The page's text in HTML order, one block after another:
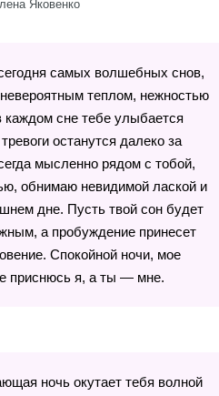
Яковенко
самых волшебных снов,
теплом, нежностью
каждом сне тебе улыбается
останутся далеко за
мысленно рядом с тобой,
обнимаю невидимой лаской и
дне. Пусть твой сон будет
а пробуждение принесет
Спокойной ночи, мое
приснюсь я, а ты — мне.
ночь окутает тебя волной